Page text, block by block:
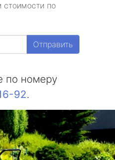
по
Отправить
по номеру
92.